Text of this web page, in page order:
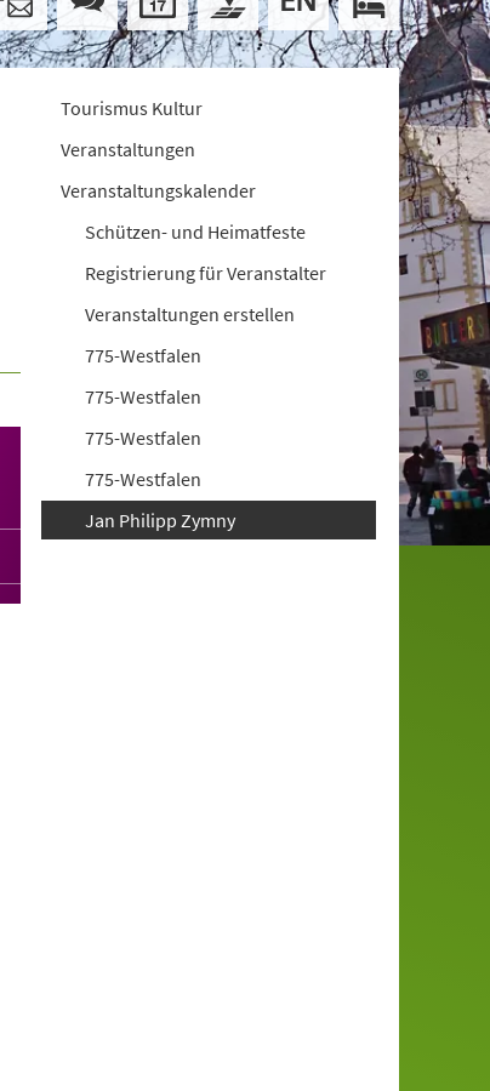
Tourismus Kultur
Veranstaltungen
Veranstaltungskalender
Schützen- und Heimatfeste
Registrierung für Veranstalter
Veranstaltungen erstellen
775-Westfalen
775-Westfalen
775-Westfalen
775-Westfalen
Jan Philipp Zymny